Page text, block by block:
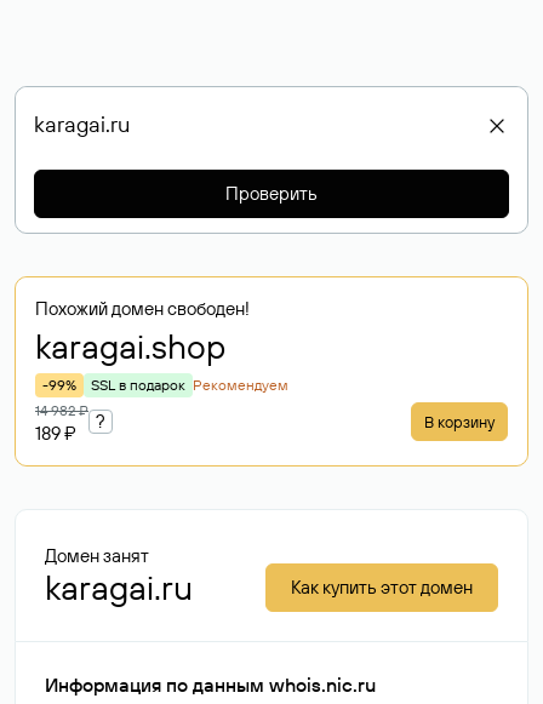
Проверить
Похожий домен свободен!
karagai.shop
-99% SSL в подарок Рекомендуем
14 982 ₽
189 ₽
? В корзину
Домен занят
karagai.ru Как купить этот домен
Информация по данным whois.nic.ru